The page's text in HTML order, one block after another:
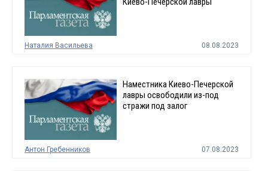
Наталия Васильева 08.08.2023
Наместника Киево-Печерской
лавры освободили из-под
стражи под залог
Антон Гребенников 07.08.2023